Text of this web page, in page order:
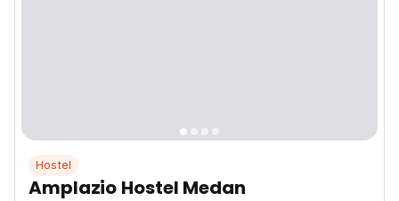
Hostel
Amplazio Hostel Medan